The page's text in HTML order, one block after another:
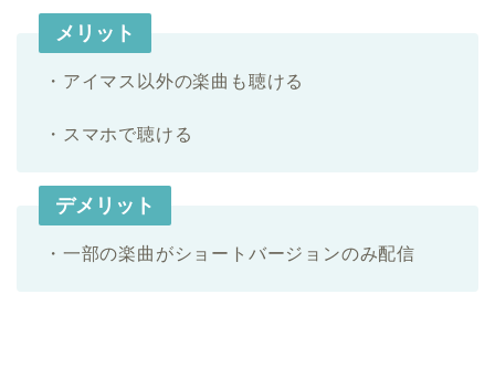
メリット
・アイマス以外の楽曲も聴ける
・スマホで聴ける
デメリット
・一部の楽曲がショートバージョンのみ配信